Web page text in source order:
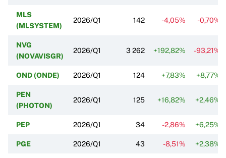
MLS
(MLSYSTEM)
2026/Q1 142 -4,05% -0,70%
NVG
(NOVAVISGR)
2026/Q1 3 262 +192,82% -93,21%
OND (ONDE) 2026/Q1 124 +7,83% +8,77%
PEN
(PHOTON)
2026/Q1 125 +16,82% +2,46%
PEP 2026/Q1 34 -2,86% +6,25%
PGE 2026/Q1 43 -8,51% +2,38%